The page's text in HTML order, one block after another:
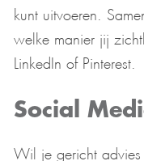
kunt uitvoeren.
welke manier jij
LinkedIn of Pinterest.
Social
Wil je gericht advies